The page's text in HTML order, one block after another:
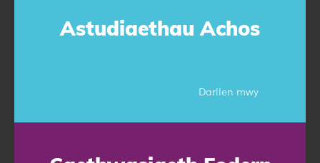
Astudiaethau Achos
Darllen mwy